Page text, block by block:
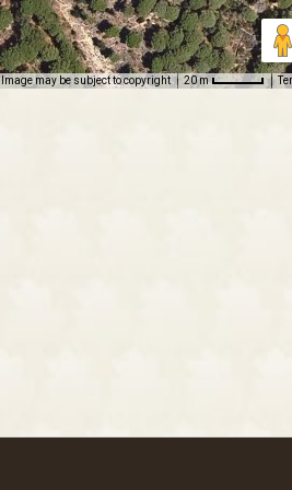
Image may be subject to copyright 20 m